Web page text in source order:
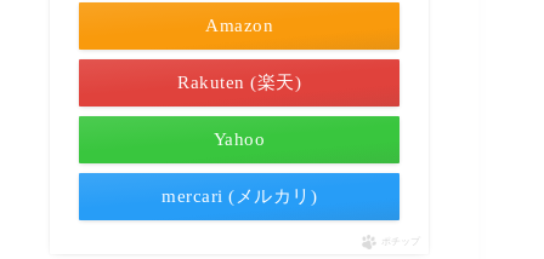
Amazon
Rakuten (楽天)
Yahoo
mercari (メルカリ)
ポチップ